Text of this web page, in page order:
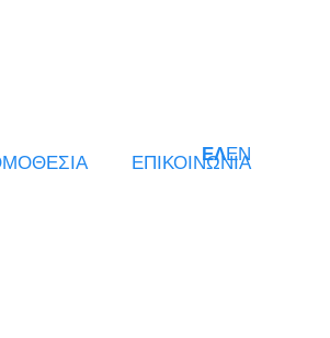
ΕΛEN
ΕΠΙΚΟΙΝΩΝΙΑ